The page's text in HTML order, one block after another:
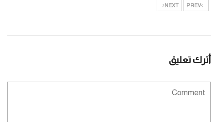
PREV
NEXT
أترك تعليق